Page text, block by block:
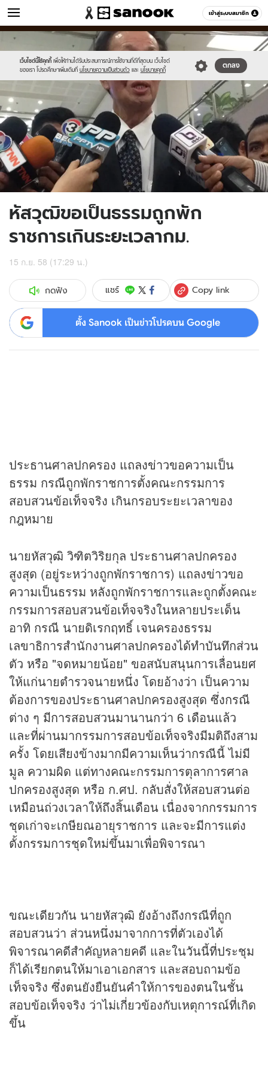
เข้าสู่ระบบสมาชิก
ข่าว หมวดอื่นๆ
เว็บไซต์นี้ใช้คุกกี้ เพื่อให้ท่านได้รับประสบการณ์การใช้งานที่ดีที่สุดบน เว็บไซต์
ของเรา โปรดศึกษาเพิ่มเติมที่ นโยบายความเป็นส่วนตัว และ นโยบายคุกกี้
ตกลง
Sanook
//s.isanook.com/sr/0/images/logo-
new-
sanook.png
600
60
//s.isanook.com/ns/0/ud/373/1866014/646094-
01.jpg
หัสวุฒิขอเป็นธรรมถูกพัก
ราชการเกินระยะเวลากม.
15 ก.ย. 58 (17:29 น.)
กดฟัง แชร์ Copy link
ตั้ง Sanook เป็นข่าวโปรดบน Google
ประธานศาลปกครอง แถลงข่าวขอความเป็น
ธรรม กรณีถูกพักราชการตั้งคณะกรรมการ
สอบสวนข้อเท็จจริง เกินกรอบระยะเวลาของ
กฎหมาย
นายหัสวุฒิ วิฑิตวิริยกุล ประธานศาลปกครอง
สูงสุด (อยู่ระหว่างถูกพักราชการ) แถลงข่าวขอ
ความเป็นธรรม หลังถูกพักราชการและถูกตั้งคณะ
กรรมการสอบสวนข้อเท็จจริงในหลายประเด็น
อาทิ กรณี นายดิเรกฤทธิ์ เจนครองธรรม
เลขาธิการสำนักงานศาลปกครองได้ทำบันทึกส่วน
ตัว หรือ "จดหมายน้อย" ขอสนับสนุนการเลื่อนยศ
ให้แก่นายตำรวจนายหนึ่ง โดยอ้างว่า เป็นความ
ต้องการของประธานศาลปกครองสูงสุด ซึ่งกรณี
ต่าง ๆ มีการสอบสวนมานานกว่า 6 เดือนแล้ว
และที่ผ่านมากรรมการสอบข้อเท็จจริงมีมติถึงสาม
ครั้ง โดยเสียงข้างมากมีความเห็นว่ากรณีนี้ ไม่มี
มูล ความผิด แต่ทางคณะกรรมการตุลาการศาล
ปกครองสูงสุด หรือ ก.ศป. กลับสั่งให้สอบสวนต่อ
เหมือนถ่วงเวลาให้ถึงสิ้นเดือน เนื่องจากกรรมการ
ชุดเก่าจะเกษียณอายุราชการ และจะมีการแต่ง
ตั้งกรรมการชุดใหม่ขึ้นมาเพื่อพิจารณา
ขณะเดียวกัน นายหัสวุฒิ ยังอ้างถึงกรณีที่ถูก
สอบสวนว่า ส่วนหนึ่งมาจากการที่ตัวเองได้
พิจารณาคดีสำคัญหลายคดี และในวันนี้ที่ประชุม
ก็ได้เรียกตนให้มาเอาเอกสาร และสอบถามข้อ
เท็จจริง ซึ่งตนยังยืนยันคำให้การของตนในชั้น
สอบข้อเท็จจริง ว่าไม่เกี่ยวข้องกับเหตุการณ์ที่เกิด
ขึ้น